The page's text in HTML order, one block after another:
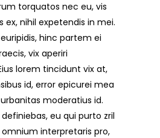
torquatos nec eu, vis
ex, nihil expetendis in mei.
hinc partem ei
vix aperiri
lorem tincidunt vix at,
id, error epicurei mea
moderatius id.
eu qui purto zril
omnium interpretaris pro,